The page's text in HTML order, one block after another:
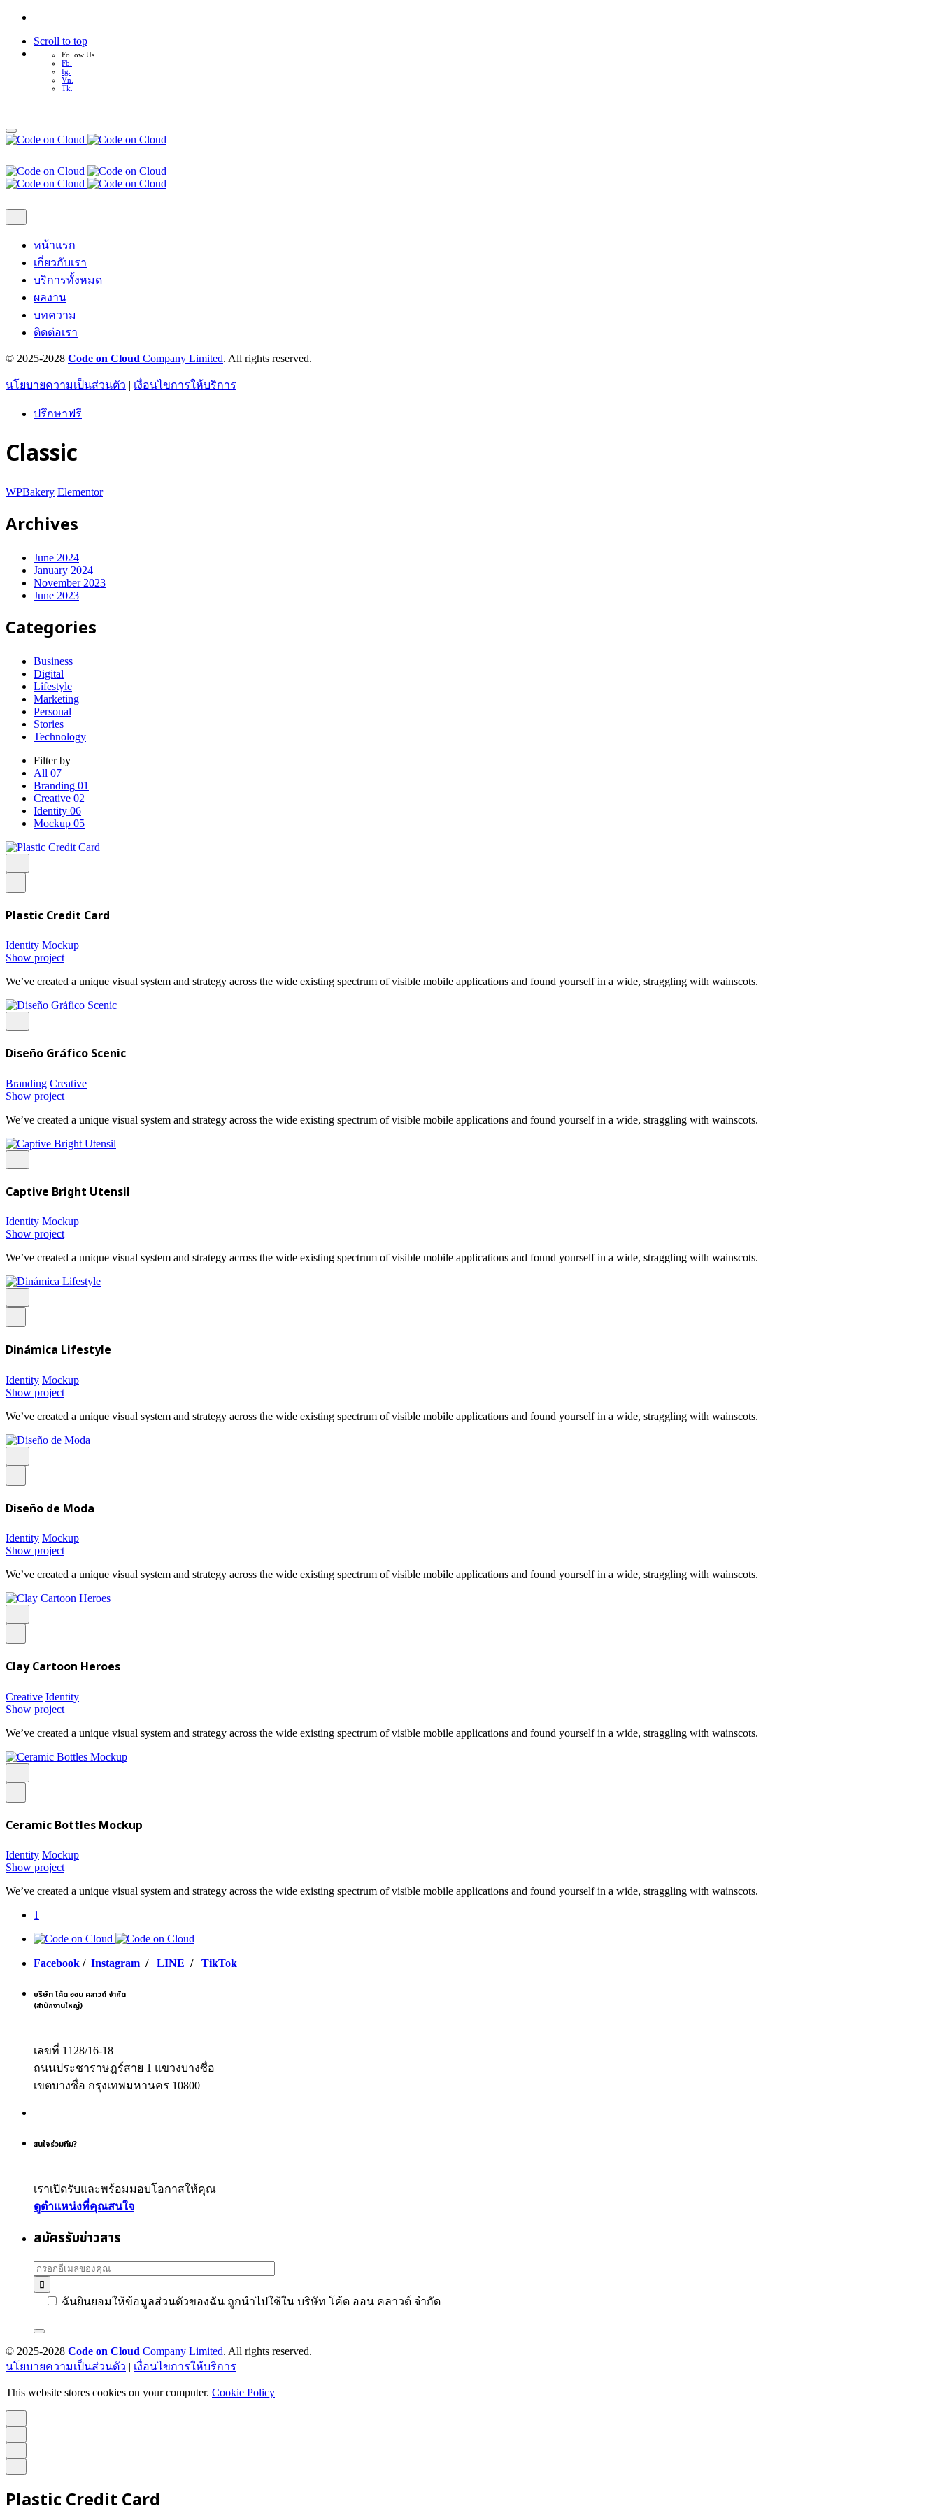
Scroll to top
Follow Us
Fb.
Ig.
Vn.
Tk.
Skip
to
หน้าแรก
เกี่ยวกับเรา
บริการทั้งหมด
ผลงาน
บทความ
ติดต่อเรา
© 2025-2028 Code on Cloud Company Limited. All rights reserved.
นโยบายความเป็นส่วนตัว | เงื่อนไขการให้บริการ
ปรึกษาฟรี
Classic
WPBakery Elementor
Archives
June 2024
January 2024
November 2023
June 2023
Categories
Business
Digital
Lifestyle
Marketing
Personal
Stories
Technology
Filter by
All 07
Branding 01
Creative 02
Identity 06
Mockup 05
Plastic Credit Card
Identity Mockup
Show project
We’ve created a unique visual system and strategy across the wide existing spectrum of visible mobile applications and found yourself in a wide, straggling with wainscots.
Diseño Gráfico Scenic
Branding Creative
Show project
We’ve created a unique visual system and strategy across the wide existing spectrum of visible mobile applications and found yourself in a wide, straggling with wainscots.
Captive Bright Utensil
Identity Mockup
Show project
We’ve created a unique visual system and strategy across the wide existing spectrum of visible mobile applications and found yourself in a wide, straggling with wainscots.
Dinámica Lifestyle
Identity Mockup
Show project
We’ve created a unique visual system and strategy across the wide existing spectrum of visible mobile applications and found yourself in a wide, straggling with wainscots.
Diseño de Moda
Identity Mockup
Show project
We’ve created a unique visual system and strategy across the wide existing spectrum of visible mobile applications and found yourself in a wide, straggling with wainscots.
Clay Cartoon Heroes
Creative Identity
Show project
We’ve created a unique visual system and strategy across the wide existing spectrum of visible mobile applications and found yourself in a wide, straggling with wainscots.
Ceramic Bottles Mockup
Identity Mockup
Show project
We’ve created a unique visual system and strategy across the wide existing spectrum of visible mobile applications and found yourself in a wide, straggling with wainscots.
1
Facebook / Instagram / LINE / TikTok
บริษัท โค้ด ออน คลาวด์ จำกัด
(สำนักงานใหญ่)
เลขที่ 1128/16-18
ถนนประชาราษฎร์สาย 1 แขวงบางซื่อ
เขตบางซื่อ กรุงเทพมหานคร 10800
สนใจร่วมทีม?
เราเปิดรับและพร้อมมอบโอกาสให้คุณ
ดูตำแหน่งที่คุณสนใจ
สมัครรับข่าวสาร
ฉันยินยอมให้ข้อมูลส่วนตัวของฉัน ถูกนำไปใช้ใน บริษัท โค้ด ออน คลาวด์ จำกัด
© 2025-2028 Code on Cloud Company Limited. All rights reserved.
นโยบายความเป็นส่วนตัว | เงื่อนไขการให้บริการ
This website stores cookies on your computer. Cookie Policy
Plastic Credit Card